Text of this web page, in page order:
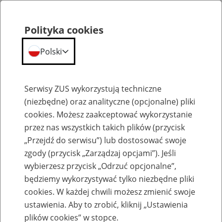
Emerytury
Baza zlikwidowanych lub
przekształconych zakładów pracy
Polityka cookies
Polski
Serwisy ZUS wykorzystują techniczne
(niezbędne) oraz analityczne (opcjonalne) pliki
cookies. Możesz zaakceptować wykorzystanie
przez nas wszystkich takich plików (przycisk
„Przejdź do serwisu”) lub dostosować swoje
zgody (przycisk „Zarządzaj opcjami”). Jeśli
wybierzesz przycisk „Odrzuć opcjonalne”,
będziemy wykorzystywać tylko niezbędne pliki
cookies. W każdej chwili możesz zmienić swoje
ustawienia. Aby to zrobić, kliknij „Ustawienia
plików cookies” w stopce.